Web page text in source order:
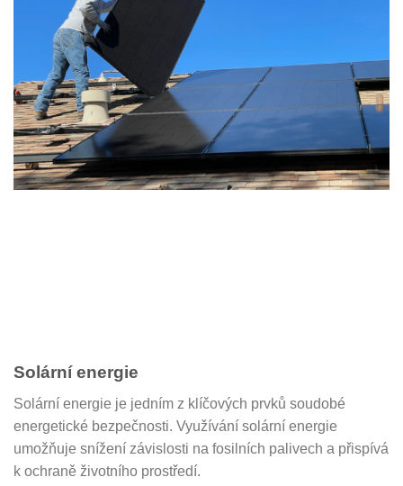
Solární energie
Solární energie je jedním z klíčových prvků soudobé
energetické bezpečnosti. Využívání solární energie
umožňuje snížení závislosti na fosilních palivech a přispívá
k ochraně životního prostředí.